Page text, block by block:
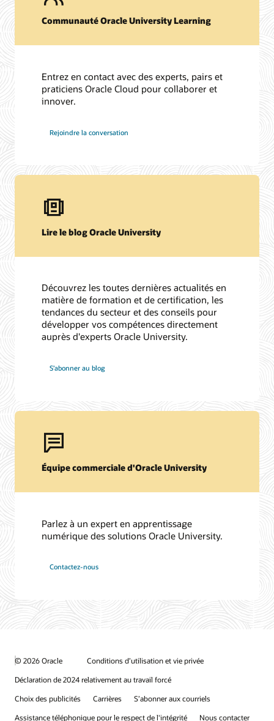
Communauté Oracle University Learning
Entrez en contact avec des experts, pairs et
praticiens Oracle Cloud pour collaborer et
innover.
Rejoindre la conversation
Lire le blog Oracle University
Découvrez les toutes dernières actualités en
matière de formation et de certification, les
tendances du secteur et des conseils pour
développer vos compétences directement
auprès d'experts Oracle University.
S’abonner au blog
Équipe commerciale d'Oracle University
Parlez à un expert en apprentissage
numérique des solutions Oracle University.
Contactez-nous
© 2026 Oracle
Conditions d’utilisation et vie privée
Déclaration de 2024 relativement au travail forcé
Choix des publicités
Carrières
S’abonner aux courriels
Assistance téléphonique pour le respect de l'intégrité
Nous contacter